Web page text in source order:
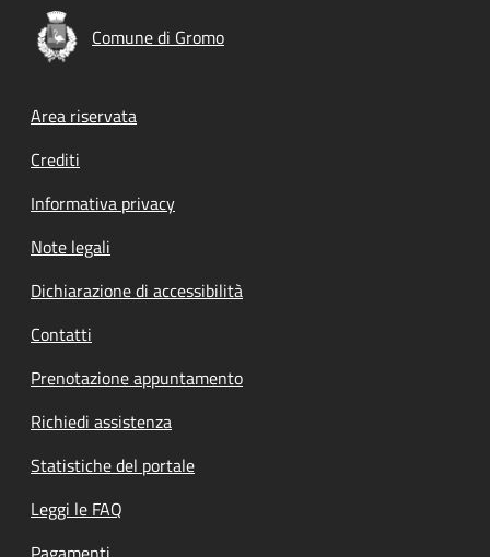
Comune di Gromo
Footer menu
Area riservata
Crediti
Informativa privacy
Note legali
Dichiarazione di accessibilità
Contatti
Prenotazione appuntamento
Richiedi assistenza
Statistiche del portale
Leggi le FAQ